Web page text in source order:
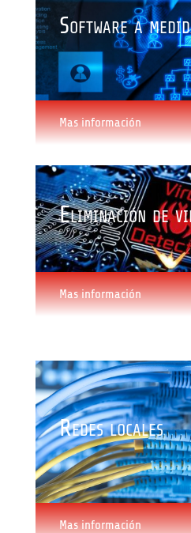
Software a
Mas información
Eliminación de
Mas información
Redes locales
Mas información